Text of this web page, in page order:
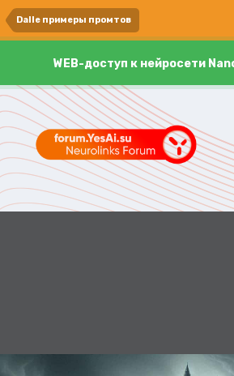
Dalle примеры промтов
WEB-доступ к нейросети